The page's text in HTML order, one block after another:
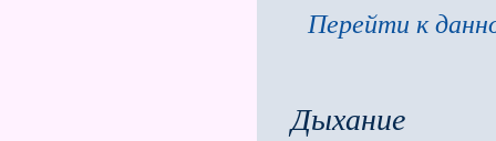
Перейти к
Дыхание